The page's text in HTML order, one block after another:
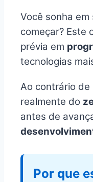
Você sonha
começar? Este
prévia em
tecnologias
Ao contrário de
realmente do
antes de
Por que